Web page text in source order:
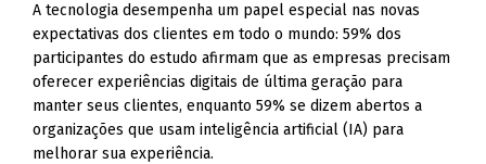
A tecnologia desempenha um papel especial nas novas
expectativas dos clientes em todo o mundo: 59% dos
participantes do estudo afirmam que as empresas precisam
oferecer experiências digitais de última geração para
manter seus clientes, enquanto 59% se dizem abertos a
organizações que usam inteligência artificial (IA) para
melhorar sua experiência.